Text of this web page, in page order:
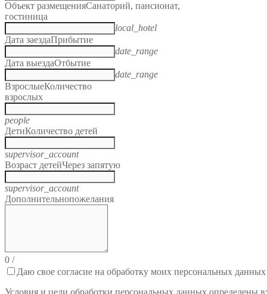
Объект размещенияСанаторий, пансионат,
гостиница
local_hotel
Дата заездаПрибытие
date_range
Дата выездаОтбытие
date_range
ВзрослыеКоличество
взрослых
people
ДетиКоличество детей
supervisor_account
Возраст детейЧерез запятую
supervisor_account
Дополнительнопожелания
0 /
Даю свое согласие на обработку моих персональных данных
Условия и цели обработки персональных данных определены